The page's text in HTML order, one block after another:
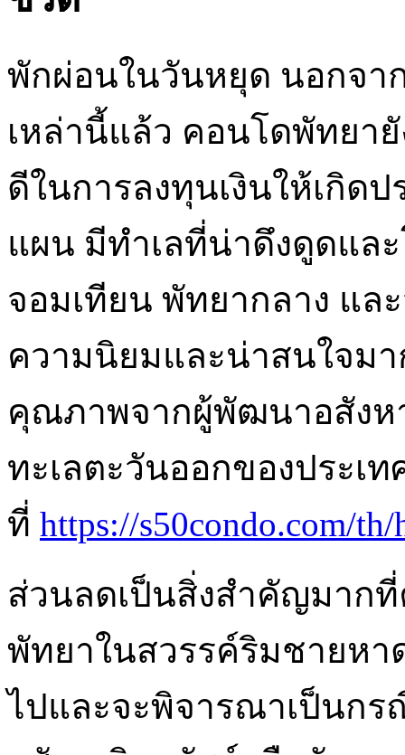
พักผ่อนในวันหยุด นอกจา
เหล่านี้แล้ว คอนโดพัทยา
ดีในการลงทุนเงินให้เกิด
แผน มีทำเลที่น่าดึงดูดแล
จอมเทียน พัทยากลาง แล
ความนิยมและน่าสนใจม
คุณภาพจากผู้พัฒนาอสังห
ทะเลตะวันออกของประเ
ที่ https://s50condo.com/th/
ส่วนลดเป็นสิ่งสำคัญมาก
พัทยาในสวรรค์ริมชายห
ไปและจะพิจารณาเป็นก